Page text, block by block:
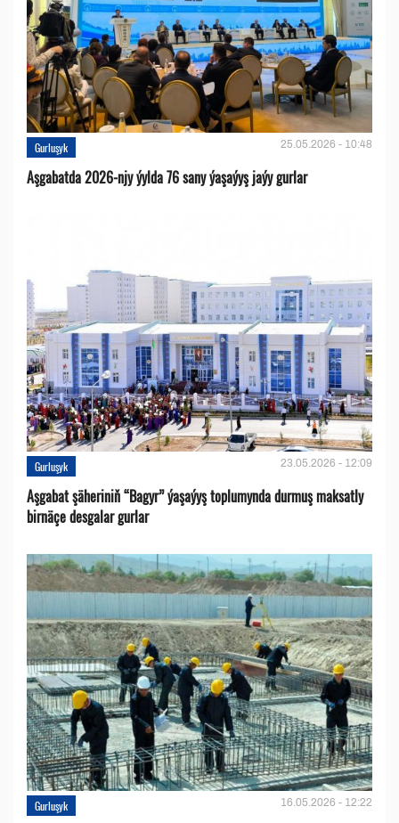
Gurluşyk 25.05.2026 - 10:48
Aşgabatda 2026-njy ýylda 76 sany ýaşaýyş jaýy gurlar
Gurluşyk 23.05.2026 - 12:09
Aşgabat şäheriniň “Bagyr” ýaşaýyş toplumynda durmuş maksatly
birnäçe desgalar gurlar
Gurluşyk 16.05.2026 - 12:22